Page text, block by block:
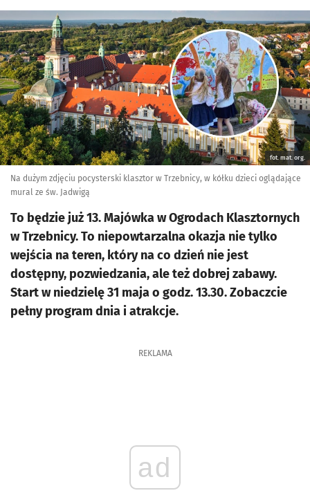
Kliknij, aby powiększyć
fot. mat. org.
Na dużym zdjęciu pocysterski klasztor w Trzebnicy, w kółku dzieci oglądające
mural ze św. Jadwigą
To będzie już 13. Majówka w Ogrodach Klasztornych
w Trzebnicy. To niepowtarzalna okazja nie tylko
wejścia na teren, który na co dzień nie jest
dostępny, pozwiedzania, ale też dobrej zabawy.
Start w niedzielę 31 maja o godz. 13.30. Zobaczcie
pełny program dnia i atrakcje.
REKLAMA
ad